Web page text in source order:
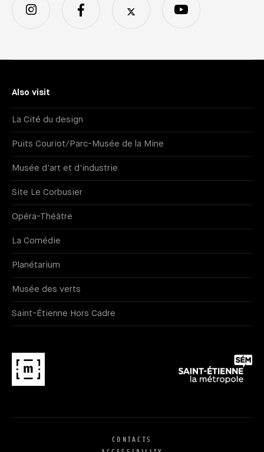
Also visit
La Cité du design
Puits Couriot/Parc-Musée de la Mine
Musée d'art et d'industrie
Site Le Corbusier
Opéra-Théâtre
La Comédie
Planétarium
Musée des verts
Saint-Étienne Hors Cadre
CONTACTS